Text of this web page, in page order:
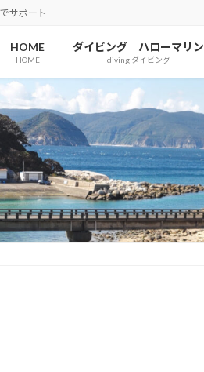
サポート
HOME
HOME
ダイビング ハローマリン
diving ダイビング